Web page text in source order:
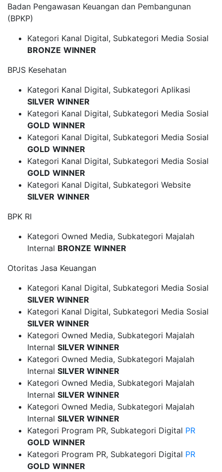
Badan Pengawasan Keuangan dan Pembangunan
(BPKP)
Kategori Kanal Digital, Subkategori Media Sosial
BRONZE WINNER
BPJS Kesehatan
Kategori Kanal Digital, Subkategori Aplikasi
SILVER WINNER
Kategori Kanal Digital, Subkategori Media Sosial
GOLD WINNER
Kategori Kanal Digital, Subkategori Media Sosial
GOLD WINNER
Kategori Kanal Digital, Subkategori Media Sosial
GOLD WINNER
Kategori Kanal Digital, Subkategori Website
SILVER WINNER
BPK RI
Kategori Owned Media, Subkategori Majalah
Internal BRONZE WINNER
Otoritas Jasa Keuangan
Kategori Kanal Digital, Subkategori Media Sosial
SILVER WINNER
Kategori Kanal Digital, Subkategori Media Sosial
SILVER WINNER
Kategori Owned Media, Subkategori Majalah
Internal SILVER WINNER
Kategori Owned Media, Subkategori Majalah
Internal SILVER WINNER
Kategori Owned Media, Subkategori Majalah
Internal SILVER WINNER
Kategori Owned Media, Subkategori Majalah
Internal SILVER WINNER
Kategori Program PR, Subkategori Digital PR
GOLD WINNER
Kategori Program PR, Subkategori Digital PR
GOLD WINNER